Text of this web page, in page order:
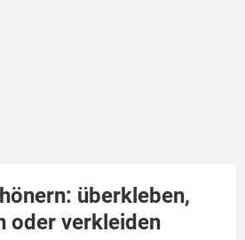
überkleben,
oder verkleiden